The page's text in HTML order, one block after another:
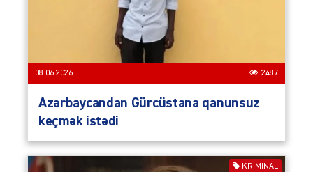
08.06.2026 2487
Azərbaycandan Gürcüstana qanunsuz
keçmək istədi
KRIMINAL